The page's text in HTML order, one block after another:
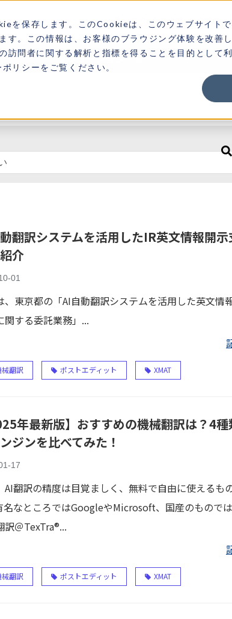
を保存します。このCookieは、このウェブサイト
。この情報は、お客様のブラウジング体験を改善
問者に関する解析と指標を得ることを目的として利
リシーをご覧ください。
03-3267-0270
ソリューション一覧
翻訳システムを活用したIR英文情報開
介
01
、東京都の「AI自動翻訳システムを活用した英文情
関する委託業務」...
械翻訳 ポストエディット XMAT
年最新版】おすすめの機械翻訳は？4
ジンを比べてみた！
17
AI翻訳の精度は目覚ましく、無料で自由に使えるも
名なところではGoogleやMicrosoft、国産のもので
訳＠TexTra®...
械翻訳 ポストエディット XMAT